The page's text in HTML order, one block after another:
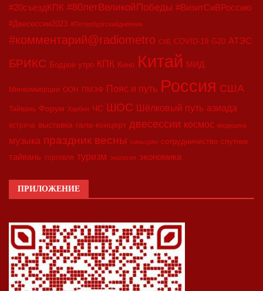
#20съездКПК #80летВеликойПобеды #ВизитСиВРоссию
#Двесессии2023 #Петербургскийдневник
#комментарий@radiometro CIIE COVID-19 G20 АТЭС
БРИКС Бодрое утро КПК Кино Китай МИД
Минкоммерции ООН ПМЭФ Пояс и путь Россия США
Тайвань Форум Харбин ЧС ШОС Шёлковый путь азиада
встреча выставка гала-концерт двесессии космос медицина
музыка праздник весны синьцзян сотрудничество спутник
тайвань торговля туризм экология экономика
ПРИЛОЖЕНИЕ